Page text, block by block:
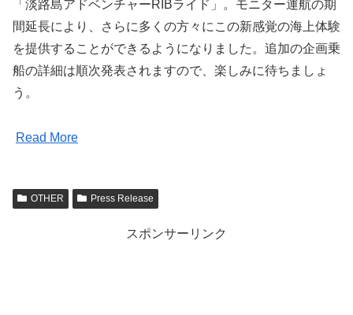
「淡路島アドベンチャーRIBライド」。モニター運航の期
間延長により、さらに多くの方々にこの新感覚の海上体験
を提供することができるようになりました。追加の企画乗
船の詳細は順次発表されますので、楽しみに待ちましょ
う。
Read More
OTHER Press Release
スポンサーリンク